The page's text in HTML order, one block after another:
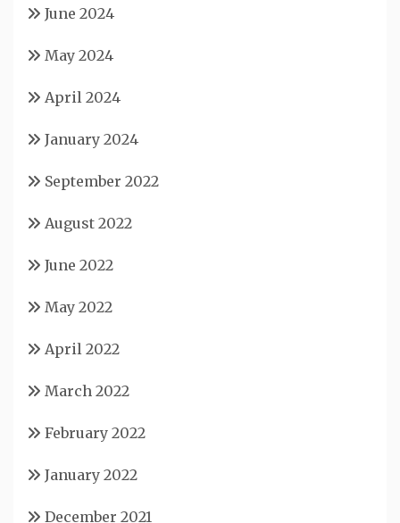
June 2024
May 2024
April 2024
January 2024
September 2022
August 2022
June 2022
May 2022
April 2022
March 2022
February 2022
January 2022
December 2021